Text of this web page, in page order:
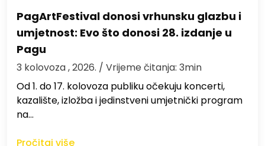
PagArtFestival donosi vrhunsku glazbu i
umjetnost: Evo što donosi 28. izdanje u
Pagu
3 kolovoza , 2026. / Vrijeme čitanja: 3min
Od 1. do 17. kolovoza publiku očekuju koncerti,
kazalište, izložba i jedinstveni umjetnički program
na…
Pročitaj više